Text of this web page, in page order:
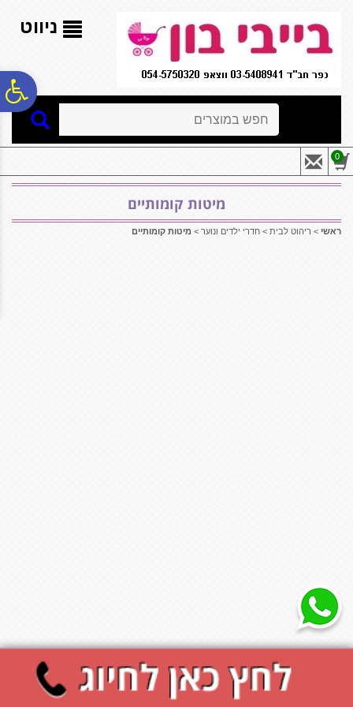
נגישות
אתר
המרכזי
ניווט
0
מיטות קומותיים
ראשי > ריהוט לבית > חדרי ילדים ונוער > מיטות קומותיים